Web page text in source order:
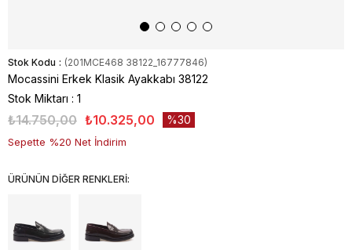
Stok Kodu (201MCE468 38122_16777846)
Mocassini Erkek Klasik Ayakkabı 38122
Stok Miktarı : 1
₺14.750,00 ₺10.325,00 30
Sepette %20 Net İndirim
ÜRÜNÜN DİĞER RENKLERİ: